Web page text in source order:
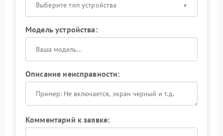
Выберите тип устройства
Модель устройства:
Описание неисправности:
Комментарий к заявке: